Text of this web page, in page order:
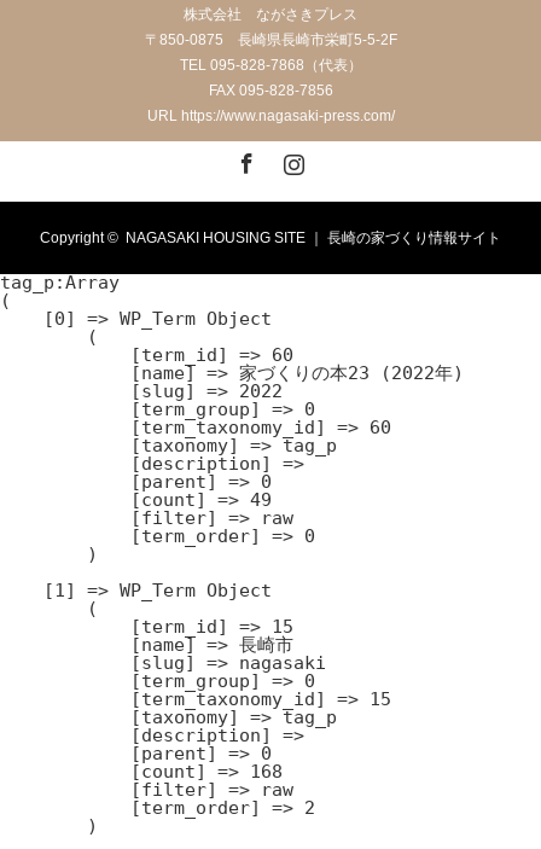
株式会社 ながさきプレス
〒850-0875 長崎県長崎市栄町5-5-2F
TEL 095-828-7868 （代表）
FAX 095-828-7856
URL
https://www.nagasaki-press.com/
Copyright © NAGASAKI HOUSING SITE ｜ 長崎の家づくり情報サイト
tag_p:Array
(
    [0] => WP_Term Object
        (
            [term_id] => 60
            [name] => 家づくりの本23 (2022年)
            [slug] => 2022
            [term_group] => 0
            [term_taxonomy_id] => 60
            [taxonomy] => tag_p
            [description] =>
            [parent] => 0
            [count] => 49
            [filter] => raw
            [term_order] => 0
        )
    [1] => WP_Term Object
        (
            [term_id] => 15
            [name] => 長崎市
            [slug] => nagasaki
            [term_group] => 0
            [term_taxonomy_id] => 15
            [taxonomy] => tag_p
            [description] =>
            [parent] => 0
            [count] => 168
            [filter] => raw
            [term_order] => 2
        )